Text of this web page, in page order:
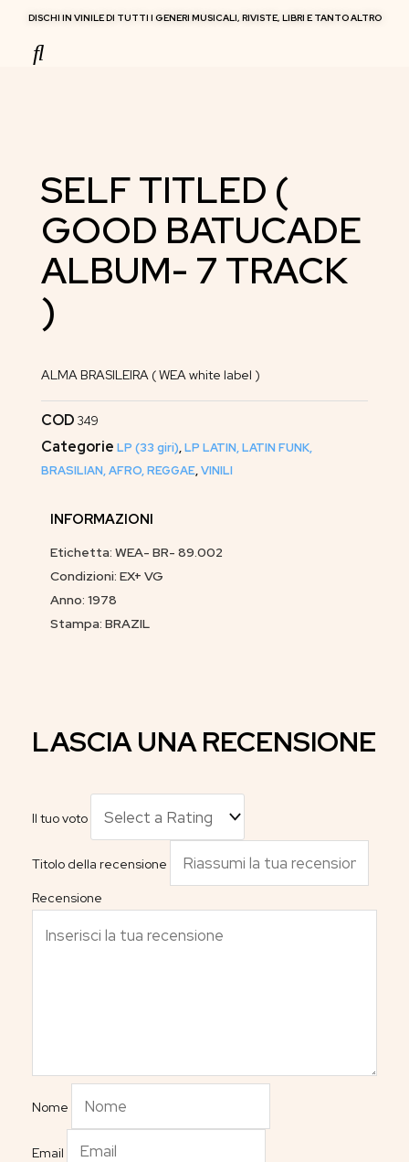
DISCHI IN VINILE DI TUTTI I GENERI MUSICALI, RIVISTE, LIBRI E TANTO ALTRO
SELF TITLED (
GOOD BATUCADE
ALBUM- 7 TRACK
)
ALMA BRASILEIRA ( WEA white label )
COD 349
Categorie LP (33 giri),LP LATIN, LATIN FUNK,
BRASILIAN, AFRO, REGGAE,VINILI
INFORMAZIONI
Etichetta: WEA- BR- 89.002
Condizioni: EX+ VG
Anno: 1978
Stampa: BRAZIL
LASCIA UNA RECENSIONE
Il tuo voto
Titolo della recensione
Recensione
Nome
Email